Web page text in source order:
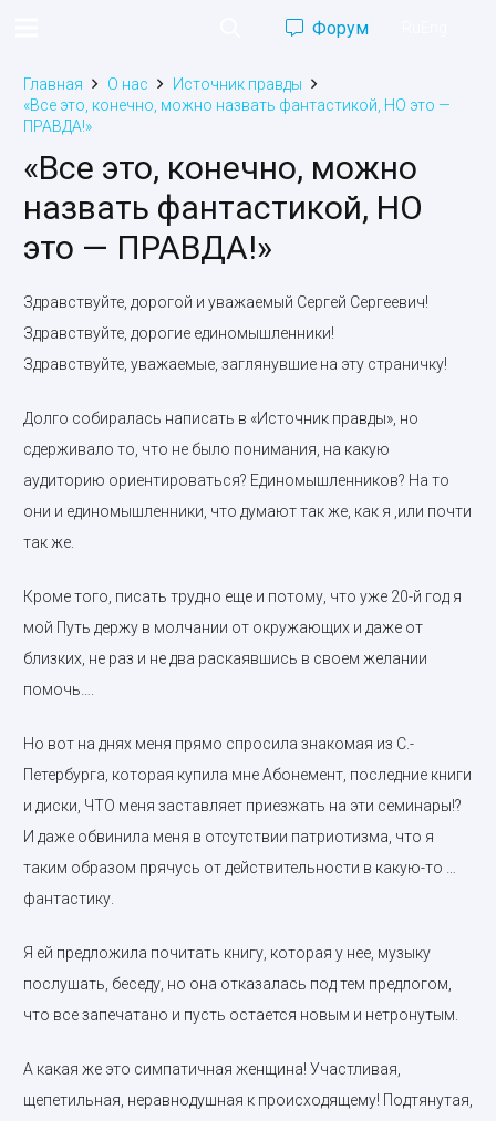
Форум
Главная О нас
Источник правды
«Все это, конечно, можно назвать фантастикой, НО это —
ПРАВДА!»
«Все это, конечно, можно
назвать фантастикой, НО
это — ПРАВДА!»
Здравствуйте, дорогой и уважаемый Сергей Сергеевич!
Здравствуйте, дорогие единомышленники!
Здравствуйте, уважаемые, заглянувшие на эту страничку!
Долго собиралась написать в «Источник правды», но
сдерживало то, что не было понимания, на какую
аудиторию ориентироваться? Единомышленников? На то
они и единомышленники, что думают так же, как я ,или почти
так же.
Кроме того, писать трудно еще и потому, что уже 20-й год я
мой Путь держу в молчании от окружающих и даже от
близких, не раз и не два раскаявшись в своем желании
помочь….
Но вот на днях меня прямо спросила знакомая из С.-
Петербурга, которая купила мне Абонемент, последние книги
и диски, ЧТО меня заставляет приезжать на эти семинары!?
И даже обвинила меня в отсутствии патриотизма, что я
таким образом прячусь от действительности в какую-то …
фантастику.
Я ей предложила почитать книгу, которая у нее, музыку
послушать, беседу, но она отказалась под тем предлогом,
что все запечатано и пусть остается новым и нетронутым.
А какая же это симпатичная женщина! Участливая,
щепетильная, неравнодушная к происходящему! Подтянутая,